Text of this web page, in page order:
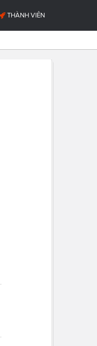
THÀNH VIÊN